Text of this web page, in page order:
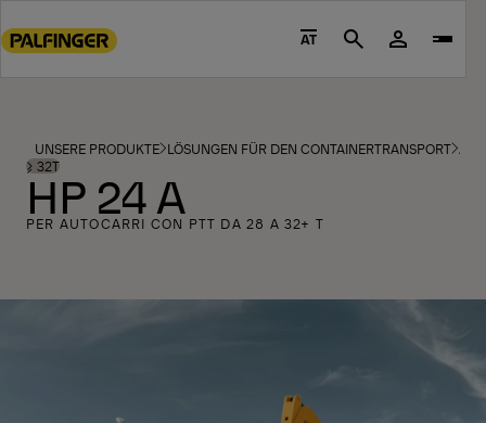
to
footer
content
AT Search
UNSERE PRODUKTE LÖSUNGEN FÜR DEN CONTAINERTRANSPORT
⩾ 32T
HP 24 A
PER AUTOCARRI CON PTT DA 28 A 32+ T